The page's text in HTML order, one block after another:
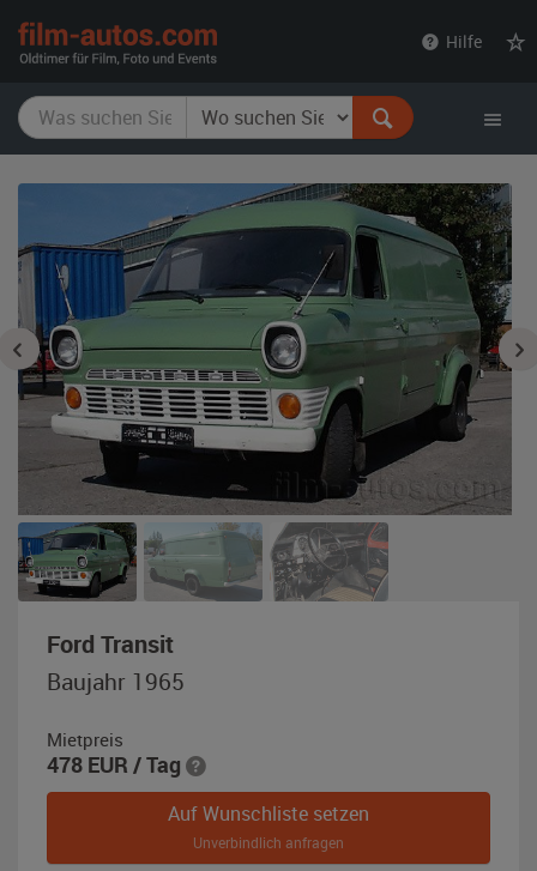
Hilfe
Ford Transit,
Baujahr
1965,
/
weiß
Baujahr 1965
Mietpreis
478 EUR / Tag
Auf Wunschliste setzen
Unverbindlich anfragen